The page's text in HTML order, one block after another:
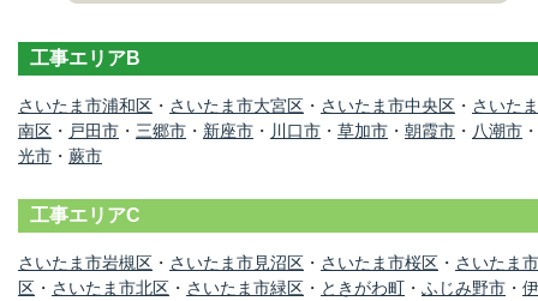
工事エリアB
さいたま市浦和区 ・ さいたま市大宮区 ・ さいたま市中央区 ・ さいた
南区 ・ 戸田市 ・ 三郷市 ・ 新座市 ・ 川口市 ・ 草加市 ・ 朝霞市 ・ 八潮市 ・
光市 ・ 蕨市
工事エリアC
さいたま市岩槻区 ・ さいたま市見沼区 ・ さいたま市桜区 ・ さいたま
区 ・ さいたま市北区 ・ さいたま市緑区 ・ ときがわ町 ・ ふじみ野市 ・